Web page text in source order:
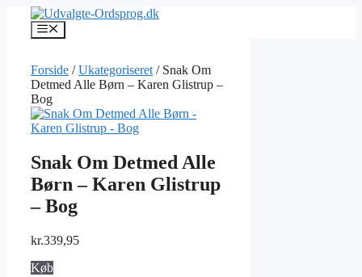
indhold
Menu
Forside /Ukategoriseret / Snak Om
Detmed Alle Børn – Karen Glistrup –
Bog
Snak Om Detmed Alle
Børn – Karen Glistrup
– Bog
kr.339,95
Køb